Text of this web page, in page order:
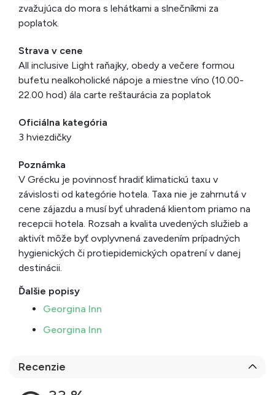
zvažujúca do mora s lehátkami a slnečníkmi za
poplatok.
Strava v cene
All inclusive Light raňajky, obedy a večere formou
bufetu nealkoholické nápoje a miestne víno (10.00-
22.00 hod) ála carte reštaurácia za poplatok
Oficiálna kategória
3 hviezdičky
Poznámka
V Grécku je povinnosť hradiť klimatickú taxu v
závislosti od kategórie hotela. Taxa nie je zahrnutá v
cene zájazdu a musí byť uhradená klientom priamo na
recepcii hotela. Rozsah a kvalita uvedených služieb a
aktivít môže byť ovplyvnená zavedením prípadných
hygienických či protiepidemických opatrení v danej
destinácii.
Ďalšie popisy
Georgina Inn
Georgina Inn
Recenzie